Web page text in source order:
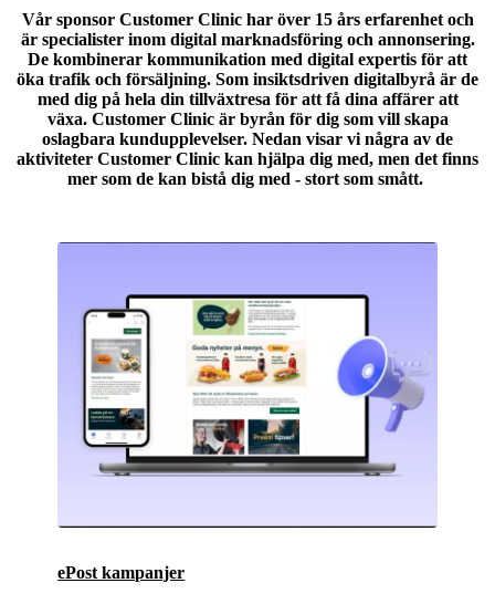
Vår sponsor Customer Clinic har över 15 års erfarenhet och
är specialister inom digital marknadsföring och annonsering.
De kombinerar kommunikation med digital expertis för att
öka trafik och försäljning. Som insiktsdriven digitalbyrå är de
med dig på hela din tillväxtresa för att få dina affärer att
växa. Customer Clinic är byrån för dig som vill skapa
oslagbara kundupplevelser. Nedan visar vi några av de
aktiviteter Customer Clinic kan hjälpa dig med, men det finns
mer som de kan bistå dig med - stort som smått.
ePost kampanjer